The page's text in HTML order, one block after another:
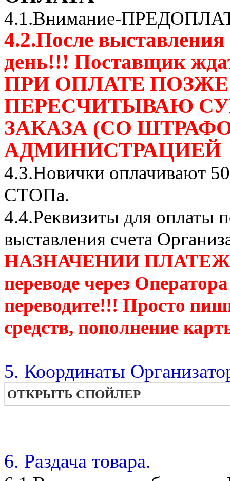
4.1.Внимание-
4.2.После
день!!! Поставщик
ПРИ ОПЛАТЕ
ПЕРЕСЧИТЫВАЮ
ЗАКАЗА (СО
АДМИНИСТРАЦИЕЙ
4.3.Новички оплачивают
СТОПа.
4.4.Реквизиты для оплаты
выставления счета
НАЗНАЧЕНИИ ПЛАТЕЖА
переводе через
переводите!!! Просто
средств, пополнение
5. Координаты
ОТКРЫТЬ СПОЙЛЕР
6. Раздача товара.